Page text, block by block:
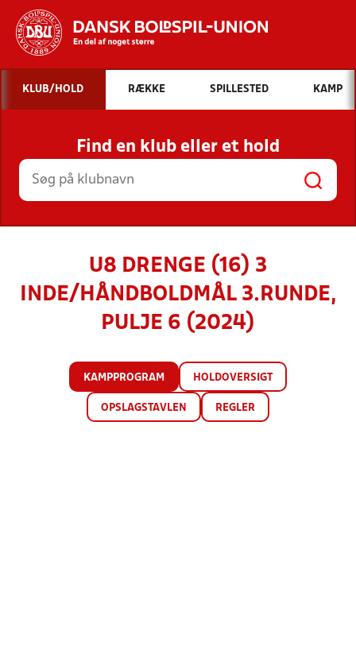
Hvad vil du søge efter?
INDHOLD OG NYHEDER
STILLINGER, RESULTATER, KLUBBER OG
HOLD
KLUB/HOLD RÆKKE SPILLESTED KAMP
Find en klub eller et hold
U8 DRENGE (16) 3
INDE/HÅNDBOLDMÅL 3.RUNDE,
PULJE 6 (2024)
KAMPPROGRAM HOLDOVERSIGT
OPSLAGSTAVLEN REGLER